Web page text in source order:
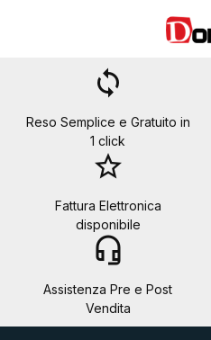
loop
Reso Semplice e Gratuito in
1 click
star_border
Fattura Elettronica
disponibile
headset_mic
Assistenza Pre e Post
Vendita